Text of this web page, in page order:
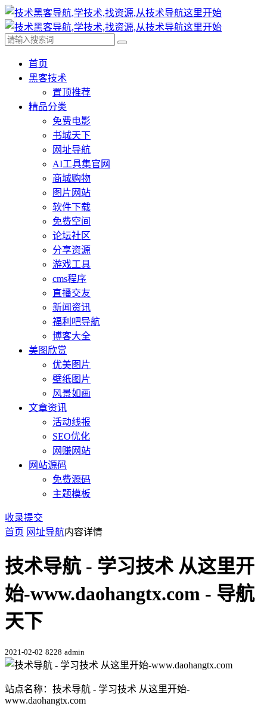
首页
黑客技术
置顶推荐
精品分类
免费电影
书城天下
网址导航
AI工具集官网
商城购物
图片网站
软件下载
免费空间
论坛社区
分享资源
游戏工具
cms程序
直播交友
新闻资讯
福利吧导航
博客大全
美图欣赏
优美图片
壁纸图片
风景如画
文章资讯
活动线报
SEO优化
网赚网站
网站源码
免费源码
主题模板
收录提交
首页 网址导航内容详情
技术导航 - 学习技术 从这里开
始-www.daohangtx.com - 导航
天下
2021-02-02 8228 admin
站点名称：技术导航 - 学习技术 从这里开始-
www.daohangtx.com